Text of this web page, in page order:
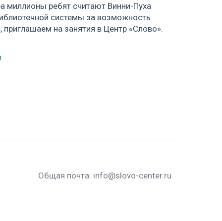
миллионы ребят считают Винни-Пуха
системы за возможность
на занятия в Центр «Слово».
Общая почта: info@slovo-center.ru